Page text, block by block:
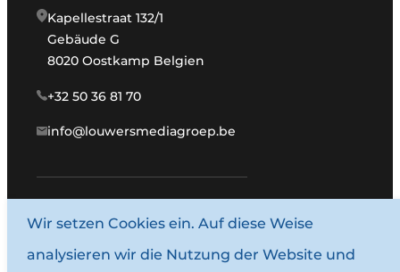
Kapellestraat 132/1
Gebäude G
8020 Oostkamp Belgien
+32 50 36 81 70
info@louwersmediagroep.be
www.louwersmediagroep.com
© 1987–2026 Louwersmediagroep.
Wir setzen Cookies ein. Auf diese Weise
analysieren wir die Nutzung der Website und